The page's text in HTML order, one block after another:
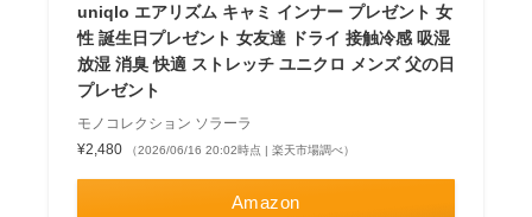
uniqlo エアリズム キャミ インナー プレゼント 女
性 誕生日プレゼント 女友達 ドライ 接触冷感 吸湿
放湿 消臭 快適 ストレッチ ユニクロ メンズ 父の日
プレゼント
モノコレクション ソラーラ
¥2,480
（2026/06/16 20:02時点 | 楽天市場調べ）
Amazon